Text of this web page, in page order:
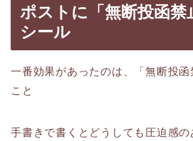
ポストに「無断投函禁
シール
一番効果があったのは、「無断投
こと
手書きで書くとどうしても圧迫感